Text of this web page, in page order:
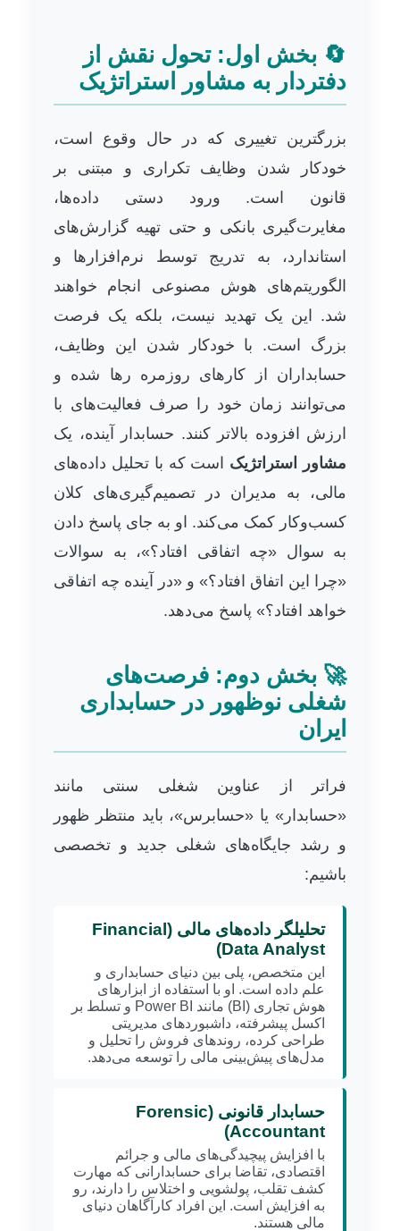
🔄 بخش اول: تحول نقش از
دفتردار به مشاور استراتژیک
بزرگترین تغییری که در حال وقوع است،
خودکار شدن وظایف تکراری و مبتنی بر
قانون است. ورود دستی داده‌ها،
مغایرت‌گیری بانکی و حتی تهیه گزارش‌های
استاندارد، به تدریج توسط نرم‌افزارها و
الگوریتم‌های هوش مصنوعی انجام خواهند
شد. این یک تهدید نیست، بلکه یک فرصت
بزرگ است. با خودکار شدن این وظایف،
حسابداران از کارهای روزمره رها شده و
می‌توانند زمان خود را صرف فعالیت‌های با
ارزش افزوده بالاتر کنند. حسابدار آینده، یک
مشاور استراتژیک است که با تحلیل داده‌های
مالی، به مدیران در تصمیم‌گیری‌های کلان
کسب‌وکار کمک می‌کند. او به جای پاسخ دادن
به سوال «چه اتفاقی افتاد؟»، به سوالات
«چرا این اتفاق افتاد؟» و «در آینده چه اتفاقی
خواهد افتاد؟» پاسخ می‌دهد.
🚀 بخش دوم: فرصت‌های
شغلی نوظهور در حسابداری
ایران
فراتر از عناوین شغلی سنتی مانند
«حسابدار» یا «حسابرس»، باید منتظر ظهور
و رشد جایگاه‌های شغلی جدید و تخصصی
باشیم:
تحلیلگر داده‌های مالی (Financial
Data Analyst)
این متخصص، پلی بین دنیای حسابداری و
علم داده است. او با استفاده از ابزارهای
هوش تجاری (BI) مانند Power BI و تسلط بر
اکسل پیشرفته، داشبوردهای مدیریتی
طراحی کرده، روندهای فروش را تحلیل و
مدل‌های پیش‌بینی مالی را توسعه می‌دهد.
حسابدار قانونی (Forensic
Accountant)
با افزایش پیچیدگی‌های مالی و جرائم
اقتصادی، تقاضا برای حسابدارانی که مهارت
کشف تقلب، پولشویی و اختلاس را دارند، رو
به افزایش است. این افراد کارآگاهان دنیای
مالی هستند.